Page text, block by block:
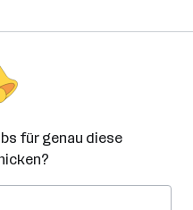
für genau diese